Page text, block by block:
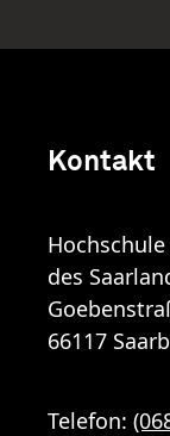
Kontakt
des
66117
Telefon: